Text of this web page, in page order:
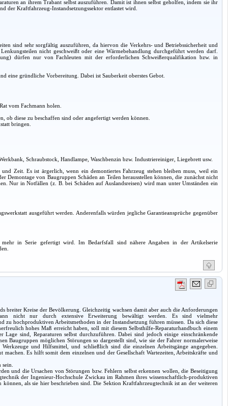
an ihrem Trabant selbst auszuführen. Damit ist ihnen selbst geholfen, indem sie ihr
der Kraftfahrzeug-Instandsetzungssektor entlastet wird.
sind sehr sorgfältig auszuführen, da hiervon die Verkehrs- und Betriebssicherheit und
nicht geschweißt oder eine Wärmebehandlung durchgeführt werden darf.
dürfen nur von Fachleuten mit der erforderlichen Schweißerqualifikation bzw. in
eine gründliche Vorbereitung. Dabei ist Sauberkeit oberstes Gebot.
vom Fachmann holen.
ob diese zu beschaffen sind oder angefertigt werden können.
bringen.
Schraubstock, Handlampe, Waschbenzin bzw. Industriereiniger, Liegebrett usw.
Zeit. Es ist ärgerlich, wenn ein demontiertes Fahrzeug stehen bleiben muss, weil ein
Demontage von Baugruppen Schäden an Teilen herausstellen können, die zunächst nicht
Nur in Notfällen (z. B. bei Schäden auf Auslandsreisen) wird man unter Umständen ein
ausgeführt werden. Anderenfalls würden jegliche Garantieansprüche gegenüber
in Serie gefertigt wird. Im Bedarfsfall sind nähere Angaben in der Artikelserie
breiter Kreise der Bevölkerung. Gleichzeitig wachsen damit aber auch die Anforderungen
nicht nur durch extensive Erweiterung bewältigt werden. Es sind vielmehr
hochproduktiven Arbeitsmethoden in der Instandsetzung führen müssen. Da sich diese
hohes Maß erreicht haben, soll mit diesem Selbsthilfe-Reparaturhandbuch einem
sind, Reparaturen selbst durchzuführen. Dabei sind jedoch einige einschränkende
Baugruppen möglichen Störungen so dargestellt sind, wie sie der Fahrer normalerweise
und Hilfsmittel, und schließlich sind die einzelnen Arbeitsgänge angegeben.
Es hilft somit dem einzelnen und der Gesellschaft Wartezeiten, Arbeitskräfte und
und die Ursachen von Störungen bzw. Fehlern selbst erkennen wollen, die Beseitigung
der Ingenieur-Hochschule Zwickau im Rahmen ihres wissenschaftlich-produktiven
als sie hier beschrieben sind. Die Sektion Kraftfahrzeugtechnik ist an der weiteren